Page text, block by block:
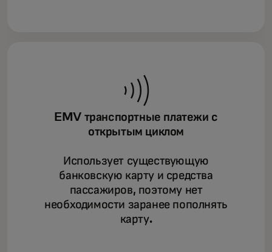
EMV транспортные платежи с
открытым циклом
Использует существующую
банковскую карту и средства
пассажиров, поэтому нет
необходимости заранее пополнять
карту.